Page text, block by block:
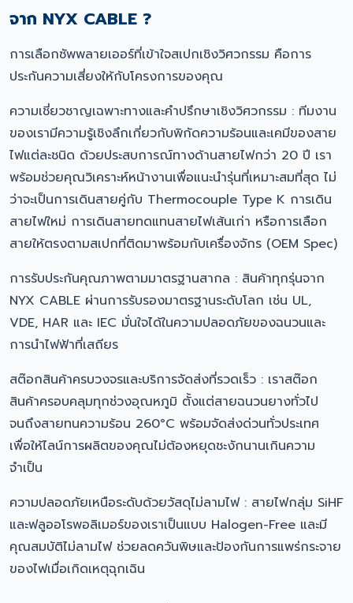
จาก NYX CABLE ?
การเลือกซัพพลายเออร์ที่เข้าใจสเปกเชิงวิศวกรรม คือการ
ประกันความเสี่ยงให้กับโครงการของคุณ
ความเชี่ยวชาญเฉพาะทางและคำปรึกษาเชิงวิศวกรรม : ทีมงาน
ของเรามีความรู้เชิงลึกเกี่ยวกับพิกัดความร้อนและเคมีของสาย
ไฟแต่ละชนิด ด้วยประสบการณ์ทางด้านสายไฟกว่า 20 ปี เรา
พร้อมช่วยคุณวิเคราะห์หน้างานเพื่อแนะนำรุ่นที่เหมาะสมที่สุด ไม่
ว่าจะเป็นการเดินสายคู่กับ Thermocouple Type K การเดิน
สายไฟใหม่ การเดินสายทดแทนสายไฟเส้นเก่า หรือการเลือก
สายให้ตรงตามสเปกที่ติดมาพร้อมกับเครื่องจักร (OEM Spec)
การรับประกันคุณภาพตามมาตรฐานสากล : สินค้าทุกรุ่นจาก
NYX CABLE ผ่านการรับรองมาตรฐานระดับโลก เช่น UL,
VDE, HAR และ IEC มั่นใจได้ในความปลอดภัยของฉนวนและ
การนำไฟฟ้าที่เสถียร
สต๊อกสินค้าครบวงจรและบริการจัดส่งที่รวดเร็ว : เราสต๊อก
สินค้าครอบคลุมทุกช่วงอุณหภูมิ ตั้งแต่สายฉนวนยางทั่วไป
จนถึงสายทนความร้อน 260°C พร้อมจัดส่งด่วนทั่วประเทศ
เพื่อให้ไลน์การผลิตของคุณไม่ต้องหยุดชะงักนานเกินความ
จำเป็น
ความปลอดภัยเหนือระดับด้วยวัสดุไม่ลามไฟ : สายไฟกลุ่ม SiHF
และฟลูออโรพอลิเมอร์ของเราเป็นแบบ Halogen-Free และมี
คุณสมบัติไม่ลามไฟ ช่วยลดควันพิษและป้องกันการแพร่กระจาย
ของไฟเมื่อเกิดเหตุฉุกเฉิน